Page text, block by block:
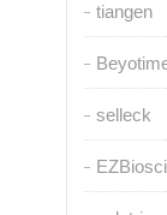
tiangen
selleck